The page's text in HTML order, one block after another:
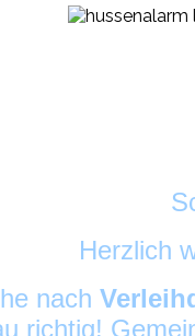
Herzlich
nach
richtig!